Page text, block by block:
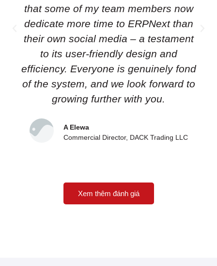
that some of my team members now
dedicate more time to ERPNext than
their own social media – a testament
to its user-friendly design and
efficiency. Everyone is genuinely fond
of the system, and we look forward to
growing further with you.
A Elewa
Commercial Director, DACK Trading LLC
Xem thêm đánh giá